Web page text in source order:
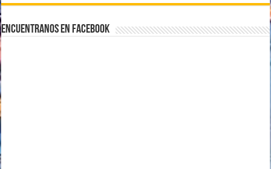
Encuentranos en Facebook